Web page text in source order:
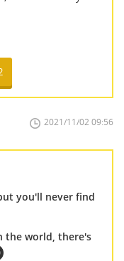
2021/11/02 09:56
you'll never find
the world, there's